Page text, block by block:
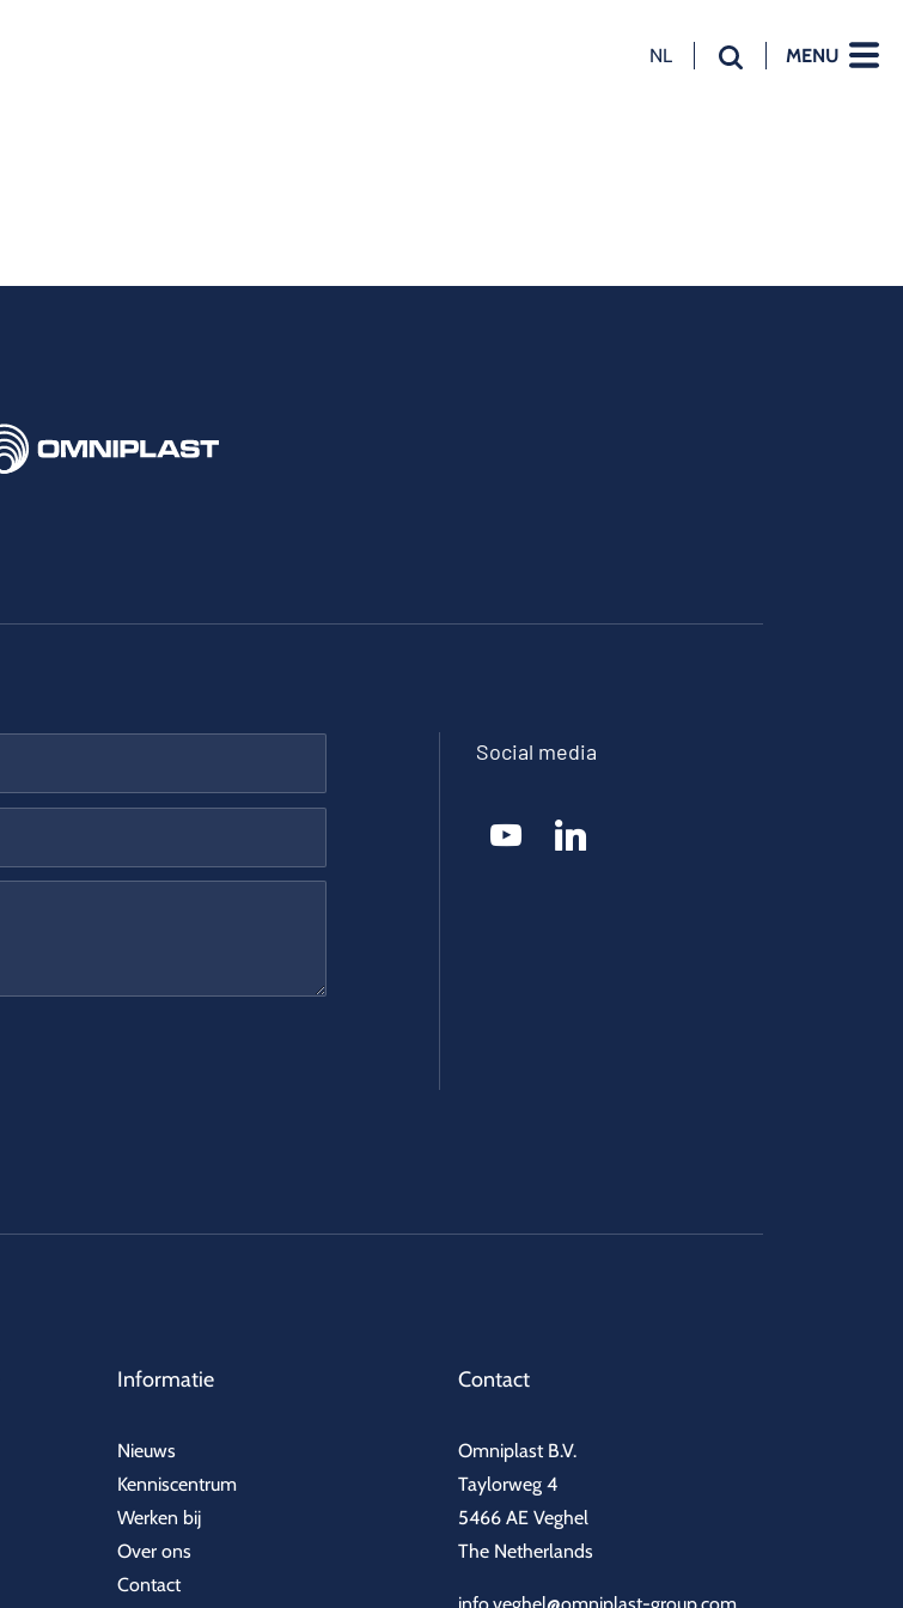
NL
MENU
Social media
youtube linkedin
Informatie
Nieuws
Kenniscentrum
Werken bij
Over ons
Contact
Contact
Omniplast B.V.
Taylorweg 4
5466 AE Veghel
The Netherlands